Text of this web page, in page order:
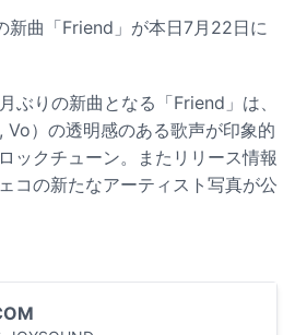
曲「Friend」が本日7月22日に
ぶりの新曲となる「Friend」は、
Vo）の透明感のある歌声が印象的
ックチューン。またリリース情報
コの新たなアーティスト写真が公